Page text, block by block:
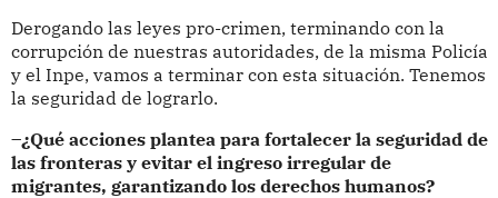
Derogando las leyes pro-crimen, terminando con la
corrupción de nuestras autoridades, de la misma Policía
y el Inpe, vamos a terminar con esta situación. Tenemos
la seguridad de lograrlo.
–¿Qué acciones plantea para fortalecer la seguridad de
las fronteras y evitar el ingreso irregular de
migrantes, garantizando los derechos humanos?